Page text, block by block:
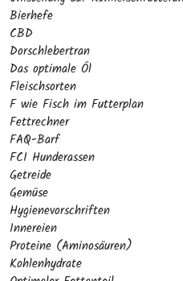
Bierhefe
CBD
Dorschlebertran
Das optimale Öl
Fleischsorten
F wie Fisch im Futterplan
Fettrechner
FAQ-Barf
FCI Hunderassen
Getreide
Gemüse
Hygienevorschriften
Innereien
Proteine (Aminosäuren)
Kohlenhydrate